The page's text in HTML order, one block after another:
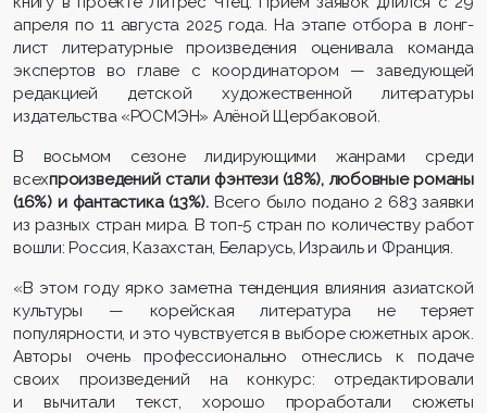
апреля по 11 августа 2025 года. На этапе отбора в лонг-
лист литературные произведения оценивала команда
экспертов во главе с координатором — заведующей
редакцией детской художественной литературы
издательства «РОСМЭН» Алёной Щербаковой.
В восьмом сезоне лидирующими жанрами среди
всехпроизведений стали фэнтези (18%), любовные романы
(16%) и фантастика (13%).Всего было подано 2 683 заявки
из разных стран мира. В топ-5 стран по количеству работ
вошли: Россия, Казахстан, Беларусь, Израиль и Франция.
«В этом году ярко заметна тенденция влияния азиатской
культуры — корейская литература не теряет
популярности, и это чувствуется в выборе сюжетных арок.
Авторы очень профессионально отнеслись к подаче
своих произведений на конкурс: отредактировали
и вычитали текст, хорошо проработали сюжеты